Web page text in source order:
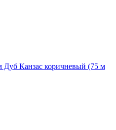
Канзас коричневый (75 м